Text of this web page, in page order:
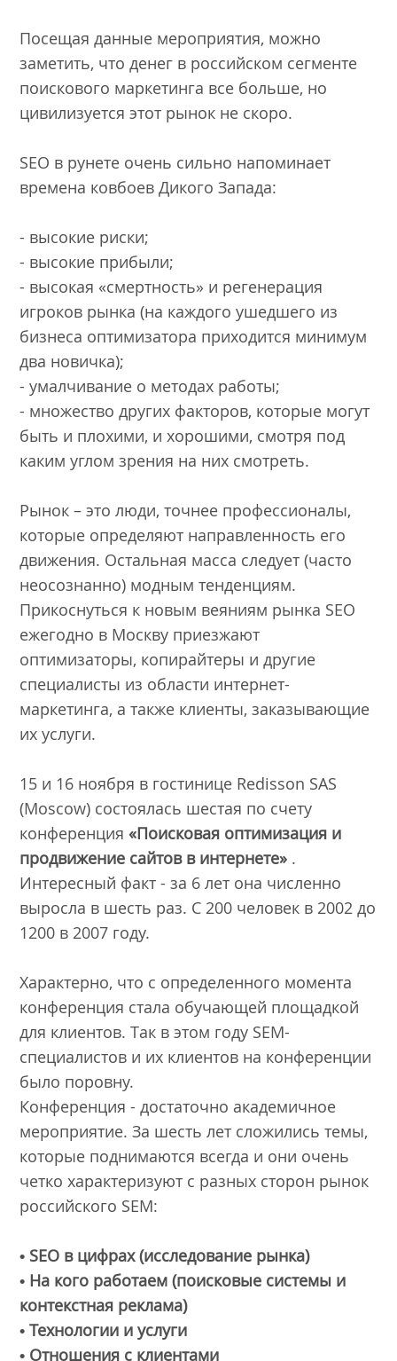
Посещая данные мероприятия, можно
заметить, что денег в российском сегменте
поискового маркетинга все больше, но
цивилизуется этот рынок не скоро.
SEO в рунете очень сильно напоминает
времена ковбоев Дикого Запада:
- высокие риски;
- высокие прибыли;
- высокая «смертность» и регенерация
игроков рынка (на каждого ушедшего из
бизнеса оптимизатора приходится минимум
два новичка);
- умалчивание о методах работы;
- множество других факторов, которые могут
быть и плохими, и хорошими, смотря под
каким углом зрения на них смотреть.
Рынок – это люди, точнее профессионалы,
которые определяют направленность его
движения. Остальная масса следует (часто
неосознанно) модным тенденциям.
Прикоснуться к новым веяниям рынка SEO
ежегодно в Москву приезжают
оптимизаторы, копирайтеры и другие
специалисты из области интернет-
маркетинга, а также клиенты, заказывающие
их услуги.
15 и 16 ноября в гостинице Redisson SAS
(Moscow) состоялась шестая по счету
конференция«Поисковая оптимизация и
продвижение сайтов в интернете» .
Интересный факт - за 6 лет она численно
выросла в шесть раз. С 200 человек в 2002 до
1200 в 2007 году.
Характерно, что с определенного момента
конференция стала обучающей площадкой
для клиентов. Так в этом году SEM-
специалистов и их клиентов на конференции
было поровну.
Конференция - достаточно академичное
мероприятие. За шесть лет сложились темы,
которые поднимаются всегда и они очень
четко характеризуют с разных сторон рынок
российского SEM:
• SEO в цифрах (исследование рынка)
• На кого работаем (поисковые системы и
контекстная реклама)
• Технологии и услуги
• Отношения с клиентами